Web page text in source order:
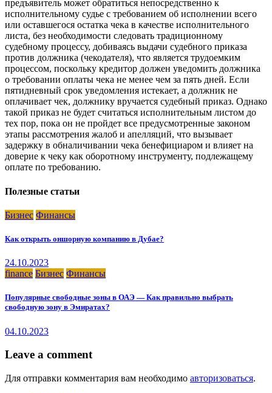
предъявитель может обратиться непосредственно к
исполнительному судье с требованием об исполнении всего
или оставшегося остатка чека в качестве исполнительного
листа, без необходимости следовать традиционному
судебному процессу, добиваясь выдачи судебного приказа
против должника (чекодателя), что является трудоемким
процессом, поскольку кредитор должен уведомить должника
о требовании оплаты чека не менее чем за пять дней. Если
пятидневный срок уведомления истекает, а должник не
оплачивает чек, должнику вручается судебный приказ. Однако
такой приказ не будет считаться исполнительным листом до
тех пор, пока он не пройдет все предусмотренные законом
этапы рассмотрения жалоб и апелляций, что вызывает
задержку в обналичивании чека бенефициаром и влияет на
доверие к чеку как оборотному инструменту, подлежащему
оплате по требованию.
Полезные статьи
Бизнес Финансы
Как открыть оншорную компанию в Дубае?
24.10.2023
finance Бизнес Финансы
Популярные свободные зоны в ОАЭ — Как правильно выбрать
свободную зону в Эмиратах?
04.10.2023
Leave a comment
Для отправки комментария вам необходимо авторизоваться.